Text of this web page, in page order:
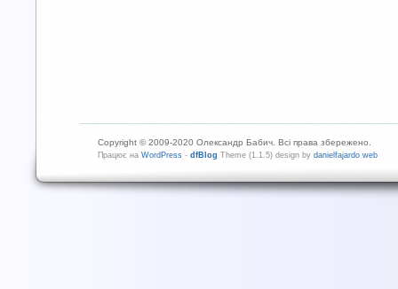
Copyright © 2009-2020 Олександр Бабич. Всі права збережено.
Працює на WordPress - dfBlog Theme (1.1.5) design by danielfajardo web